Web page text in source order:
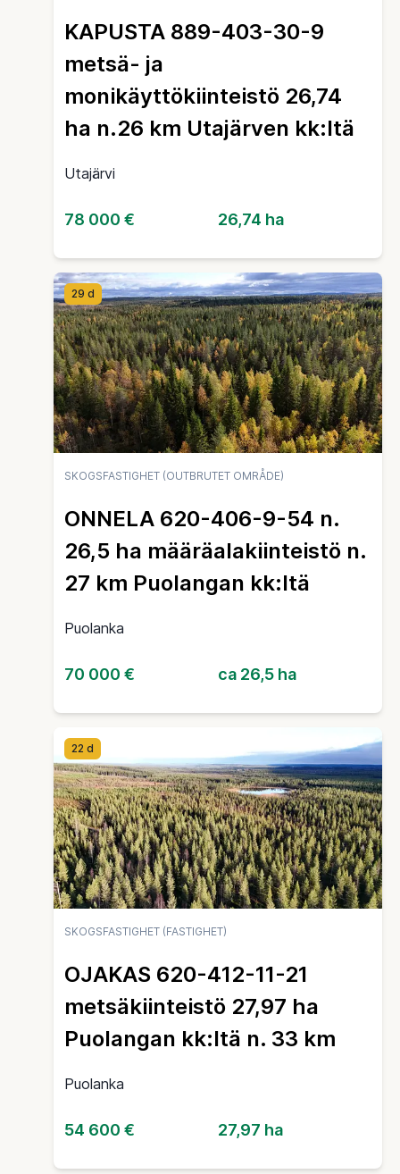
KAPUSTA 889-403-30-9
metsä- ja
monikäyttökiinteistö 26,74
ha n.26 km Utajärven kk:ltä
Utajärvi
78 000 € 26,74 ha
29 d
SKOGSFASTIGHET (OUTBRUTET OMRÅDE)
ONNELA 620-406-9-54 n.
26,5 ha määräalakiinteistö n.
27 km Puolangan kk:ltä
Puolanka
70 000 € ca 26,5 ha
22 d
SKOGSFASTIGHET (FASTIGHET)
OJAKAS 620-412-11-21
metsäkiinteistö 27,97 ha
Puolangan kk:ltä n. 33 km
Puolanka
54 600 € 27,97 ha